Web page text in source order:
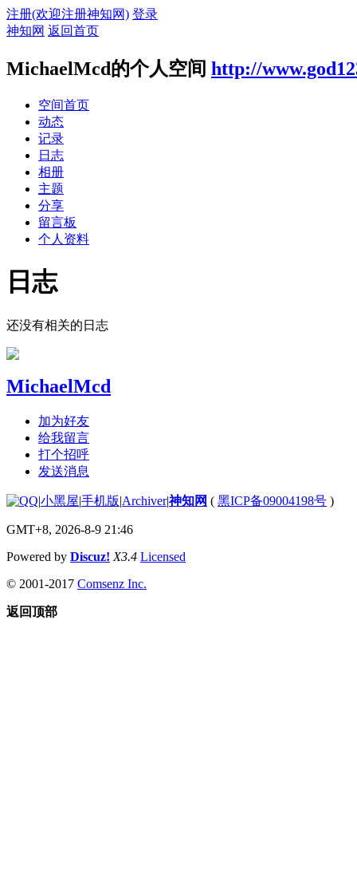
注册(欢迎注册神知网) 登录
神知网 返回首页
MichaelMcd的个人空间 http://
空间首页
动态
记录
日志
相册
主题
分享
留言板
个人资料
日志
还没有相关的日志
MichaelMcd
加为好友
给我留言
打个招呼
发送消息
|小黑屋|手机版|Archiver|神知网 ( 黑ICP备09004198号 )
GMT+8, 2026-8-9 21:46
Powered by Discuz! X3.4 Licensed
© 2001-2017 Comsenz Inc.
返回顶部